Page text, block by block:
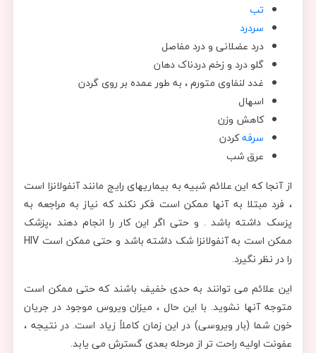
تب
سردرد
درد عضلانی و درد مفاصل
گلو درد و زخم دردناک دهان
غدد لنفاوی متورم ، به طور عمده بر روی گردن
اسهال
کاهش وزن
سرفهکردن
عرق شب
از آنجا که این علائم شبیه به بیماریهای رایج مانند آنفولانزا است
، فرد مبتلا به آنها ممکن است فکر نکند که نیاز به مراجعه به
پزسک داشته باشد . و حتی اگر این کار را انجام دهند ،پزشک
ممکن است به آنفولانزا شک داشته باشد و حتی ممکن است HIV
را در نظر نگیرد.
این علائم می توانند به حدی خفیف باشند که حتی ممکن است
متوجه آنها نشوید. با این حال ، میزان ویروس موجود در جریان
خون شما (بار ویروسی) در این زمان کاملاً زیاد است. در نتیجه ،
عفونت اولیه راحت تر از مرحله بعدی گسترش می یابد.